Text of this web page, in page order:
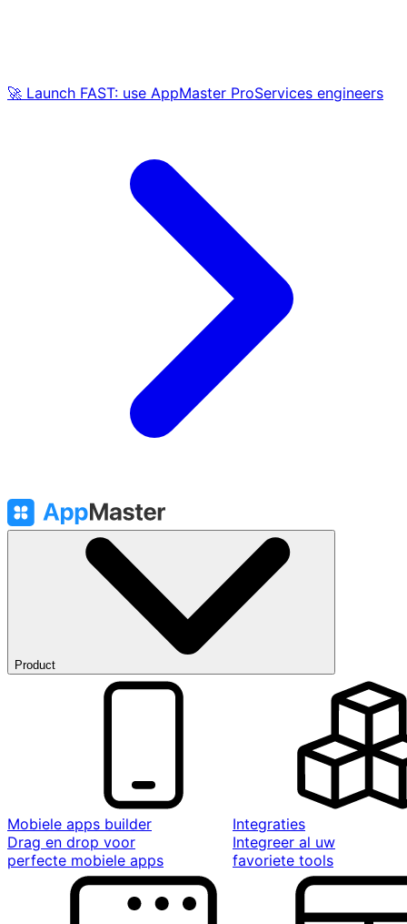
🚀 Launch FAST: use AppMaster ProServices engineers
Product
Mobiele apps builder
Drag en drop voor
perfecte mobiele apps
Integraties
Integreer al uw
favoriete tools